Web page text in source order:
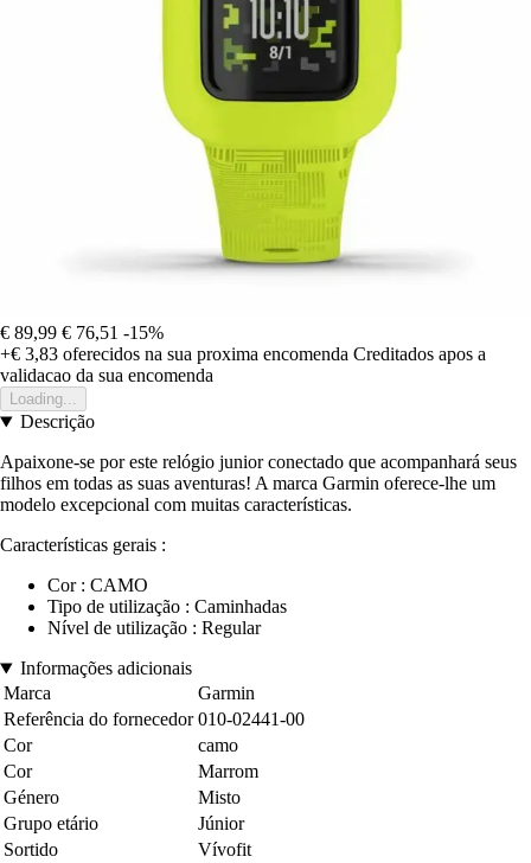
€ 89,99 € 76,51 -15%
+€ 3,83 oferecidos na sua proxima encomenda Creditados apos a
validacao da sua encomenda
Loading...
Descrição
Apaixone-se por este relógio junior conectado que acompanhará seus
filhos em todas as suas aventuras! A marca Garmin oferece-lhe um
modelo excepcional com muitas características.
Características gerais :
Cor : CAMO
Tipo de utilização : Caminhadas
Nível de utilização : Regular
Informações adicionais
Marca
Garmin
Referência do fornecedor 010-02441-00
Cor
camo
Cor
Marrom
Género
Misto
Grupo etário
Júnior
Sortido
Vívofit